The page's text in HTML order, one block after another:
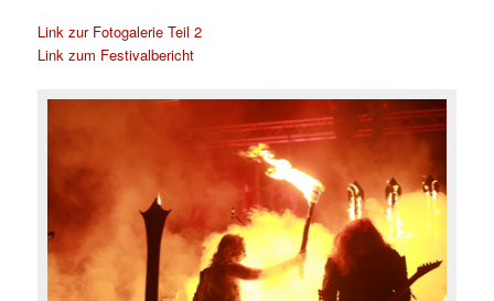
Link zur Fotogalerie Teil 2
Link zum Festivalbericht